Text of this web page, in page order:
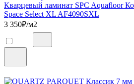
Кварцевый ламинат SPC Aquafloor
Space Select XL AF4090SXL
3 350₽/м2